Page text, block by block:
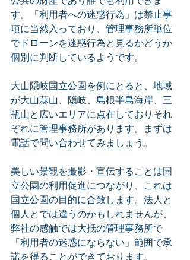
す。「利用者への迷惑行為」は禁止事
項に当然入っており、管理事務所単位
でドローンを迷惑行為と見るかどうか
個別に判断しているようです。
大山隠岐国立公園を例にとると、地域
が大山蒜山、隠岐、島根半島海岸、三
瓶山と広いエリアに点在しておりそれ
ぞれに管理事務所があります。まずは
電話で問い合わせてみましょう。
美しい景観を撮影・宣伝することは国
立公園の利用促進につながり、これは
国立公園の目的に合致します。法人と
個人とでは違うのかもしれませんが、
弊社の感触では大抵の管理事務所で
「利用者の迷惑にならない」範囲で承
諾を得ることができております。